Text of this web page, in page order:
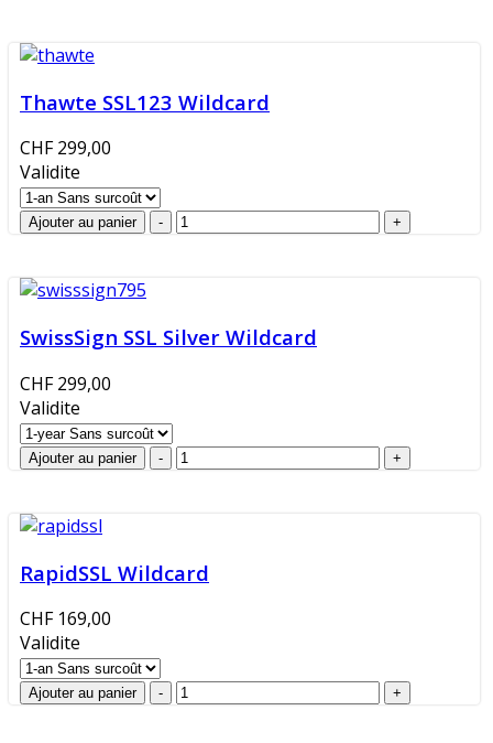
Thawte SSL123 Wildcard
CHF 299,00
Validite
SwissSign SSL Silver Wildcard
CHF 299,00
Validite
RapidSSL Wildcard
CHF 169,00
Validite